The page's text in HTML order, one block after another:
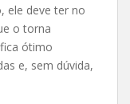
ele deve ter no
o torna
ótimo
e, sem dúvida,